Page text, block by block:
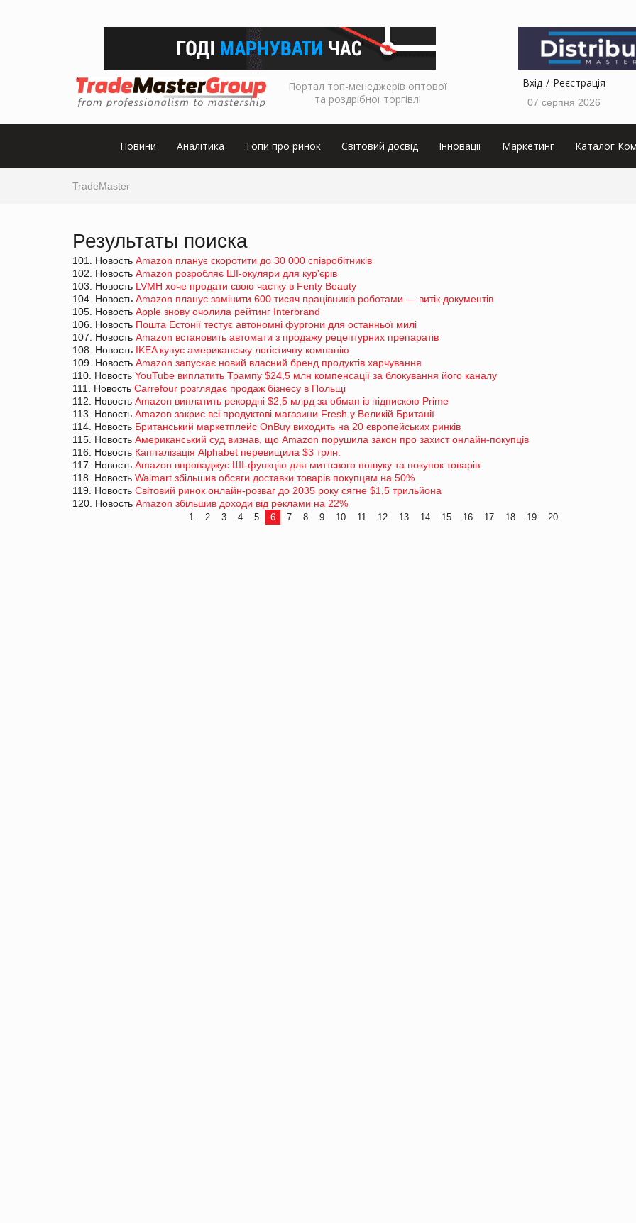
Портал топ-менеджерів оптової
та роздрібної торгівлі
Вхід Реєстрація
07 серпня 2026
Новини Аналітика Топи про ринок Світовий досвід Інновації Маркетинг Каталог
TradeMaster
Результаты поиска
101. Новость Amazon планує скоротити до 30 000 співробітників
102. Новость Amazon розробляє ШІ-окуляри для кур'єрів
103. Новость LVMH хоче продати свою частку в Fenty Beauty
104. Новость Amazon планує замінити 600 тисяч працівників роботами — витік документів
105. Новость Apple знову очолила рейтинг Interbrand
106. Новость Пошта Естонії тестує автономні фургони для останньої милі
107. Новость Amazon встановить автомати з продажу рецептурних препаратів
108. Новость IKEA купує американську логістичну компанію
109. Новость Amazon запускає новий власний бренд продуктів харчування
110. Новость YouTube виплатить Трампу $24,5 млн компенсації за блокування його каналу
111. Новость Carrefour розглядає продаж бізнесу в Польщі
112. Новость Amazon виплатить рекордні $2,5 млрд за обман із підпискою Prime
113. Новость Amazon закриє всі продуктові магазини Fresh у Великій Британії
114. Новость Британський маркетплейс OnBuy виходить на 20 європейських ринків
115. Новость Американський суд визнав, що Amazon порушила закон про захист онлайн-покупців
116. Новость Капіталізація Alphabet перевищила $3 трлн.
117. Новость Amazon впроваджує ШІ-функцію для миттєвого пошуку та покупок товарів
118. Новость Walmart збільшив обсяги доставки товарів покупцям на 50%
119. Новость Світовий ринок онлайн-розваг до 2035 року сягне $1,5 трильйона
120. Новость Amazon збільшив доходи від реклами на 22%
1 2 3 4 5 6 7 8 9 10 11 12 13 14 15 16 17 18 19 20